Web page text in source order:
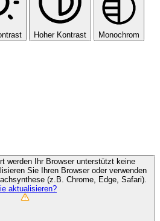
Hoher Kontrast Monochrom
werden
Ihr Browser unterstützt keine
Sie Ihren Browser oder verwenden
(z.B. Chrome, Edge, Safari).
aktualisieren?